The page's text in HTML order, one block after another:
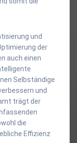
und
der
auch einen
Selbständige
und
trägt der
die
Effizienz